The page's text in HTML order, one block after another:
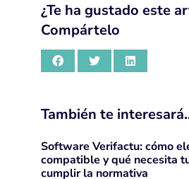
¿Te ha gustado este
Compártelo
También te
Software Verifactu: cómo
compatible y qué necesita
cumplir la normativa